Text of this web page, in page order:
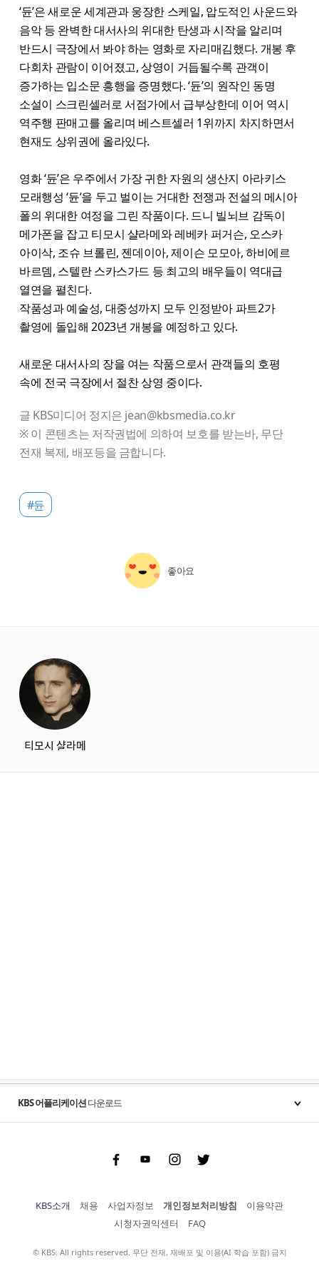
‘듄’은 새로운 세계관과 웅장한 스케일, 압도적인 사운드와
음악 등 완벽한 대서사의 위대한 탄생과 시작을 알리며
반드시 극장에서 봐야 하는 영화로 자리매김했다. 개봉 후
다회차 관람이 이어졌고, 상영이 거듭될수록 관객이
증가하는 입소문 흥행을 증명했다. ‘듄’의 원작인 동명
소설이 스크린셀러로 서점가에서 급부상한데 이어 역시
역주행 판매고를 올리며 베스트셀러 1위까지 차지하면서
현재도 상위권에 올라있다.
영화 ‘듄’은 우주에서 가장 귀한 자원의 생산지 아라키스
모래행성 ‘듄’을 두고 벌이는 거대한 전쟁과 전설의 메시아
폴의 위대한 여정을 그린 작품이다. 드니 빌뇌브 감독이
메가폰을 잡고 티모시 샬라메와 레베카 퍼거슨, 오스카
아이삭, 조슈 브롤린, 젠데이아, 제이슨 모모아, 하비에르
바르뎀, 스텔란 스카스가드 등 최고의 배우들이 역대급
열연을 펼친다.
작품성과 예술성, 대중성까지 모두 인정받아 파트2가
촬영에 돌입해 2023년 개봉을 예정하고 있다.
새로운 대서사의 장을 여는 작품으로서 관객들의 호평
속에 전국 극장에서 절찬 상영 중이다.
글 KBS미디어 정지은 jean@kbsmedia.co.kr
※ 이 콘텐츠는 저작권법에 의하여 보호를 받는바, 무단
전재 복제, 배포등을 금합니다.
#듄
좋아요
티모시 샬라메
KBS 어플리케이션다운로드
FacebookYoutubeInstgram Twitter
KBS소개 채용 사업자정보 개인정보처리방침
이용약관
시청자권익센터
FAQ
© KBS. All rights reserved. 무단 전재, 재배포 및 이용(AI 학습 포함) 금지